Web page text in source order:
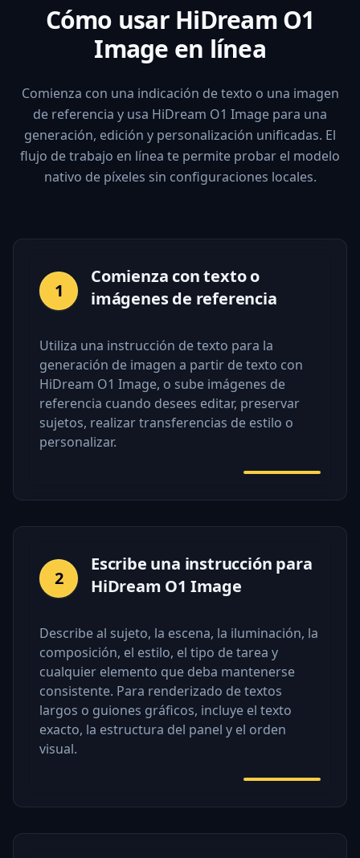
Cómo usar HiDream O1
Image en línea
Comienza con una indicación de texto o una imagen
de referencia y usa HiDream O1 Image para una
generación, edición y personalización unificadas. El
flujo de trabajo en línea te permite probar el modelo
nativo de píxeles sin configuraciones locales.
1
Comienza con texto o
imágenes de referencia
Utiliza una instrucción de texto para la
generación de imagen a partir de texto con
HiDream O1 Image, o sube imágenes de
referencia cuando desees editar, preservar
sujetos, realizar transferencias de estilo o
personalizar.
2
Escribe una instrucción para
HiDream O1 Image
Describe al sujeto, la escena, la iluminación, la
composición, el estilo, el tipo de tarea y
cualquier elemento que deba mantenerse
consistente. Para renderizado de textos
largos o guiones gráficos, incluye el texto
exacto, la estructura del panel y el orden
visual.